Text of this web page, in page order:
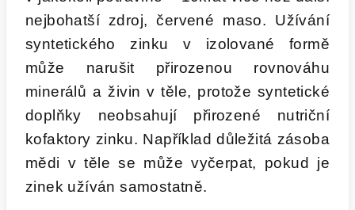
nejbohatší zdroj, červené maso. Užívání
syntetického zinku v izolované formě
může narušit přirozenou rovnováhu
minerálů a živin v těle, protože syntetické
doplňky neobsahují přirozené nutriční
kofaktory zinku. Například důležitá zásoba
mědi v těle se může vyčerpat, pokud je
zinek užíván samostatně.